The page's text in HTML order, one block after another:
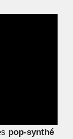
pop-synthé